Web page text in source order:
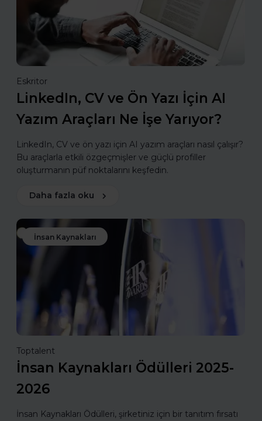
Eskritor
LinkedIn, CV ve Ön Yazı İçin AI
Yazım Araçları Ne İşe Yarıyor?
LinkedIn, CV ve ön yazı için AI yazım araçları nasıl çalışır?
Bu araçlarla etkili özgeçmişler ve güçlü profiller
oluşturmanın püf noktalarını keşfedin.
Daha fazla oku
İnsan Kaynakları
Toptalent
İnsan Kaynakları Ödülleri 2025-
2026
İnsan Kaynakları Ödülleri, şirketiniz için bir tanıtım fırsatı